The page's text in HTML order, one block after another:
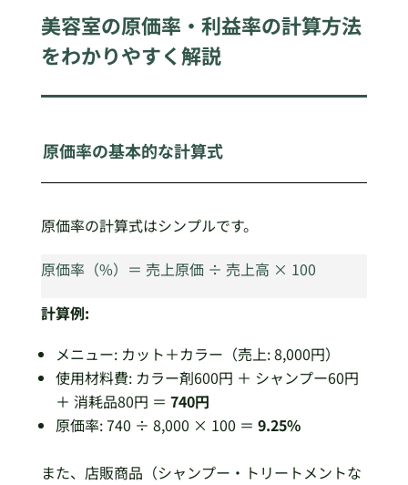
美容室の原価率・利益率の計算方法
をわかりやすく解説
原価率の基本的な計算式
原価率の計算式はシンプルです。
原価率（%）＝ 売上原価 ÷ 売上高 × 100
計算例:
メニュー: カット＋カラー（売上: 8,000円）
使用材料費: カラー剤600円 ＋ シャンプー60円
＋ 消耗品80円 ＝ 740円
原価率: 740 ÷ 8,000 × 100 ＝ 9.25%
また、店販商品（シャンプー・トリートメントな